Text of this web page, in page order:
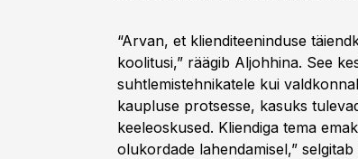
“Arvan, et klienditeeninduse
koolitusi,” räägib Aljohhina. See
suhtlemistehnikatele kui
kaupluse protsesse, kasuks
keeleoskused. Kliendiga tema
olukordade lahendamisel,”